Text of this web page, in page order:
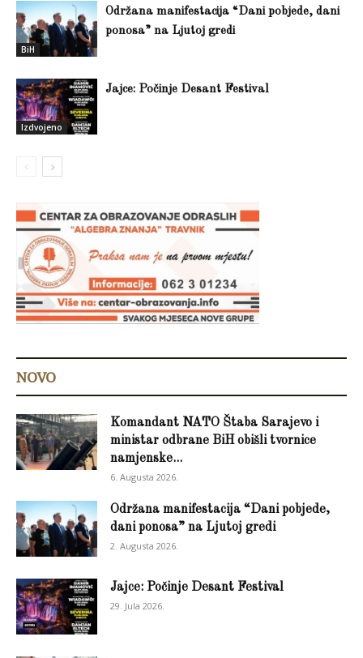
BiH
Održana manifestacija “Dani pobjede, dani
ponosa” na Ljutoj gredi
Izdvojeno
Jajce: Počinje Desant Festival
NOVO
Komandant NATO Štaba Sarajevo i
ministar odbrane BiH obišli tvornice
namjenske...
6. Augusta 2026.
Održana manifestacija “Dani pobjede,
dani ponosa” na Ljutoj gredi
2. Augusta 2026.
Jajce: Počinje Desant Festival
29. Jula 2026.